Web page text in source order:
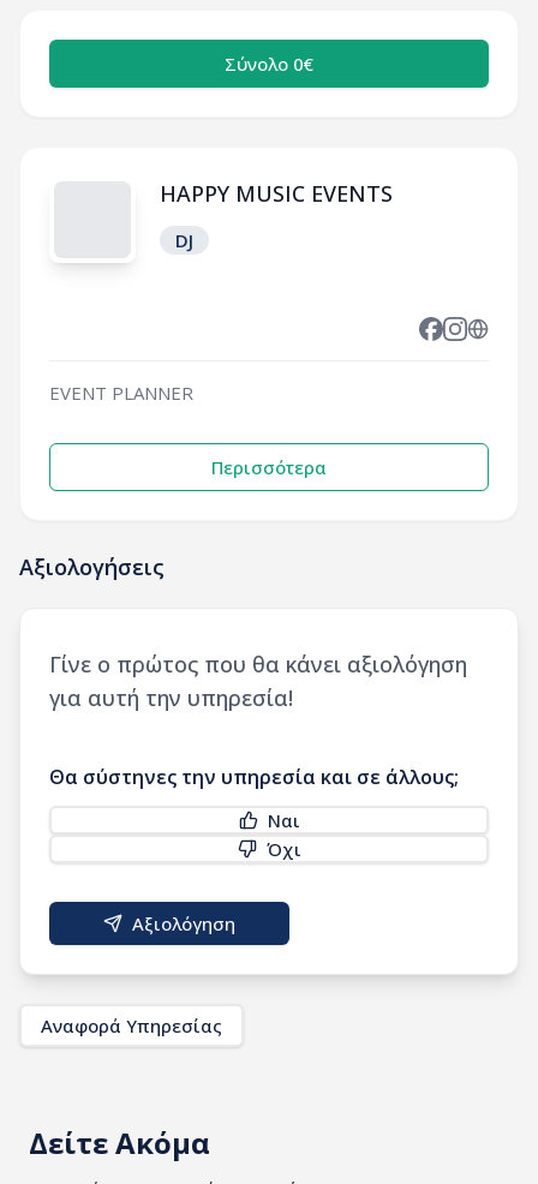
Σύνολο 0€
HAPPY MUSIC EVENTS
DJ
EVENT PLANNER
Περισσότερα
Αξιολογήσεις
Γίνε ο πρώτος που θα κάνει αξιολόγηση
για αυτή την υπηρεσία!
Θα σύστηνες την υπηρεσία και σε άλλους;
Ναι
Όχι
Αξιολόγηση
Αναφορά Υπηρεσίας
Δείτε Ακόμα